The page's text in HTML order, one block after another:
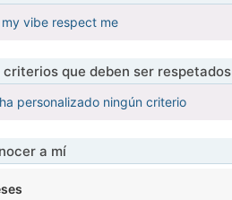
vibe respect me
criterios que deben ser respetados
personalizado ningún criterio
a mí